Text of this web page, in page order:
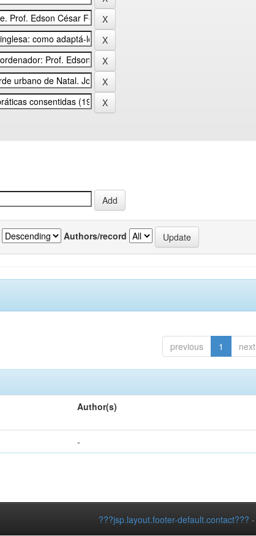
Authors/record
previous 1 next
Author(s)
-
???jsp.layout.footer-default.contact??? -